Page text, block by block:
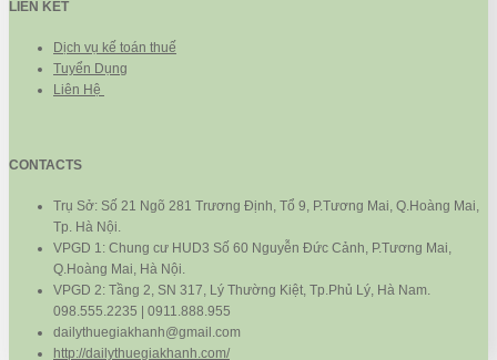
LIÊN KẾT
Dịch vụ kế toán thuế
Tuyển Dụng
Liên Hệ
CONTACTS
Trụ Sở: Số 21 Ngõ 281 Trương Định, Tổ 9, P.Tương Mai, Q.Hoàng Mai,
Tp. Hà Nội.
VPGD 1: Chung cư HUD3 Số 60 Nguyễn Đức Cảnh, P.Tương Mai,
Q.Hoàng Mai, Hà Nội.
VPGD 2: Tầng 2, SN 317, Lý Thường Kiệt, Tp.Phủ Lý, Hà Nam.
098.555.2235 | 0911.888.955
dailythuegiakhanh@gmail.com
http://dailythuegiakhanh.com/